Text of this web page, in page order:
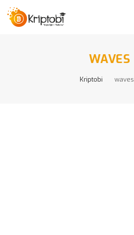
WAVES
Kriptobi waves